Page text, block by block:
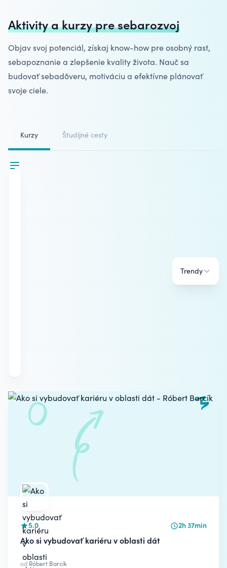
Aktivity a kurzy pre sebarozvoj
Objav svoj potenciál, získaj know-how pre osobný rast,
sebapoznaniea zlepšenie kvality života. Nauč sa
budovať sebadôveru, motiváciu a efektívne plánovať
svoje ciele.
Kurzy Študijné cesty
Trendy
5.0 2h 37min
Ako si vybudovať kariéru v oblasti dát
od Róbert Barcík